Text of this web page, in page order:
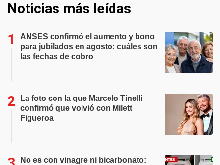
Noticias más leídas
ANSES confirmó el aumento y bono
para jubilados en agosto: cuáles son
las fechas de cobro
La foto con la que Marcelo Tinelli
confirmó que volvió con Milett
Figueroa
No es con vinagre ni bicarbonato: